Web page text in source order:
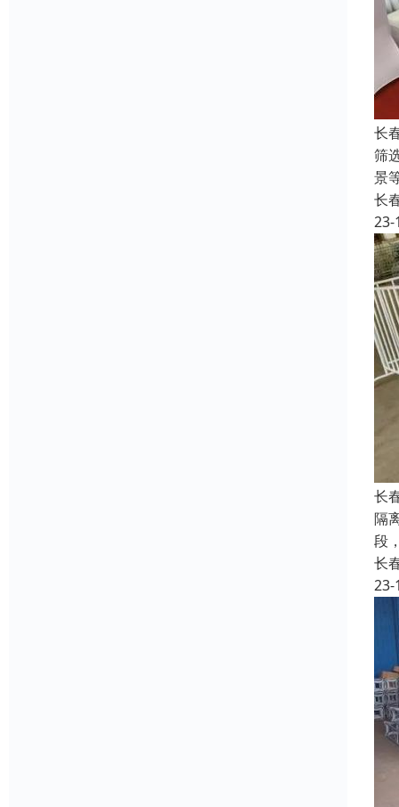
长
筛
景
长
23-
长
隔
段
长
23-